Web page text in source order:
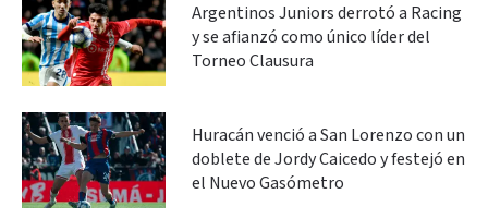
Argentinos Juniors derrotó a Racing
y se afianzó como único líder del
Torneo Clausura
Huracán venció a San Lorenzo con un
doblete de Jordy Caicedo y festejó en
el Nuevo Gasómetro